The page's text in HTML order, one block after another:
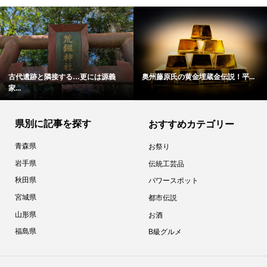
古代遺跡と隣接する…更には源義
家...
奥州藤原氏の黄金埋蔵金伝説！平...
県別に記事を探す
青森県
岩手県
秋田県
宮城県
山形県
福島県
おすすめカテゴリー
お祭り
伝統工芸品
パワースポット
都市伝説
お酒
B級グルメ